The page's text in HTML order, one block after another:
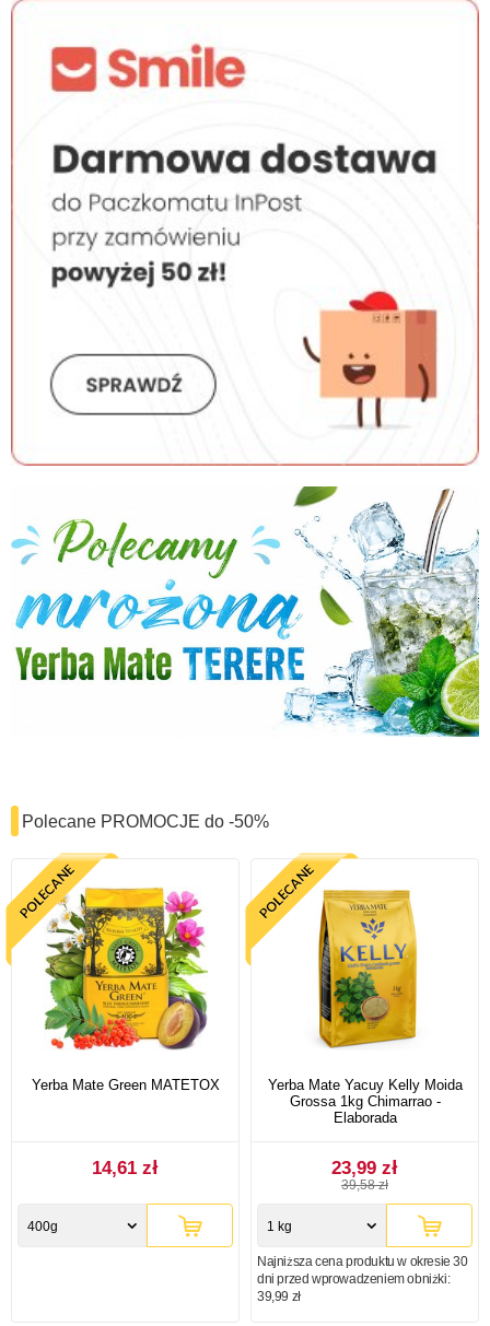
Polecane PROMOCJE do -50%
Yerba Mate Green MATETOX
14,61 zł
400g
Yerba Mate Yacuy Kelly Moida
Grossa 1kg Chimarrao -
Elaborada
23,99 zł
39,58 zł
1 kg
Najniższa cena produktu w okresie 30
dni przed wprowadzeniem obniżki:
39,99 zł